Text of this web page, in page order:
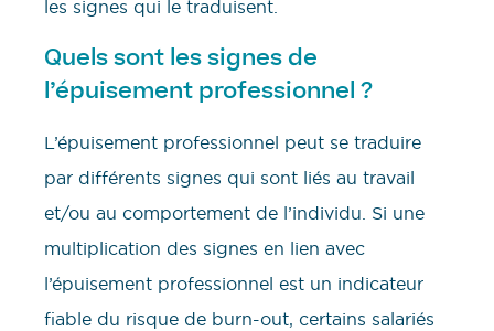
les signes qui le traduisent.
Quels sont les signes de
l’épuisement professionnel ?
L’épuisement professionnel peut se traduire
par différents signes qui sont liés au travail
et/ou au comportement de l’individu. Si une
multiplication des signes en lien avec
l’épuisement professionnel est un indicateur
fiable du risque de burn-out, certains salariés